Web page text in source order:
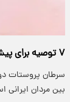
۷ توصیه برای پیشگیری از ابتلا به سرطان پروستات
سرطان پروستات
بین مردان